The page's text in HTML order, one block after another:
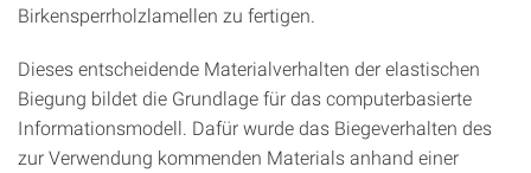
Birkensperrholzlamellen zu fertigen.
Dieses entscheidende Materialverhalten der elastischen
Biegung bildet die Grundlage für das computerbasierte
Informationsmodell. Dafür wurde das Biegeverhalten des
zur Verwendung kommenden Materials anhand einer